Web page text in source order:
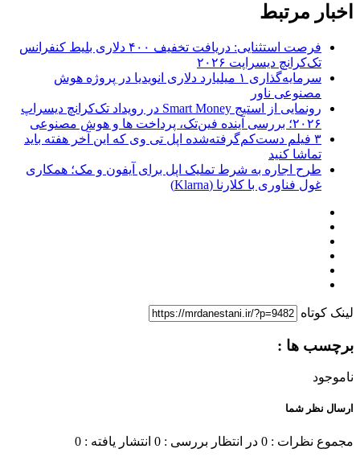
اخبار مرتبط
فرصت استثنایی: دریافت تخفیف ۴۰۰ دلاری بلیط کنفرانس
تک‌کرانچ دیسراپت ۲۰۲۶
سرمایه‌گذاری ۱ میلیارد دلاری انویدیا در پروژه هوش
مصنوعی ناور
رونمایی از استیج Smart Money در رویداد تک‌کرانچ دیسراپ
۲۰۲۶؛ بررسی آینده فین‌تک، پرداخت‌ ها و هوش مصنوعی
۳ فیلم دست‌کم‌گرفته‌شده اپل تی وی که این آخر هفته باید
تماشا کنید
طرح اجاره به شرط تملیک اپل برای آیفون و مک؛ همکاری
غول فناوری با کلارنا (Klarna)
لینک کوتاه
برچسب ها :
ناموجود
ارسال نظر شما
مجموع نظرات : 0 در انتظار بررسی : 0 انتشار یافته : 0